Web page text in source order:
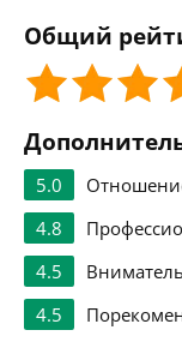
Общий
5.0
4.8
4.5
4.5